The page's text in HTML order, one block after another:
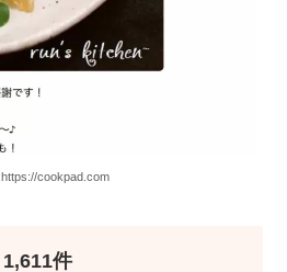
cookpad.com
件